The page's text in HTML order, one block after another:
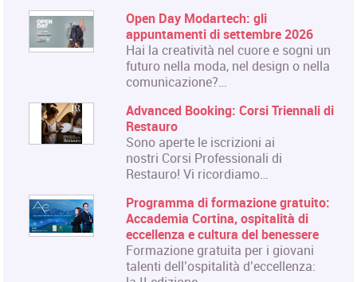
Open Day Modartech: gli
appuntamenti di settembre 2026
Hai la creatività nel cuore e sogni un
futuro nella moda, nel design o nella
comunicazione?…
Advanced Booking: Corsi Triennali di
Restauro
Sono aperte le iscrizioni ai
nostri Corsi Professionali di
Restauro! Vi ricordiamo…
Programma di formazione gratuito:
Accademia Cortina, ospitalità di
eccellenza e cultura del benessere
Formazione gratuita per i giovani
talenti dell’ospitalità d’eccellenza: